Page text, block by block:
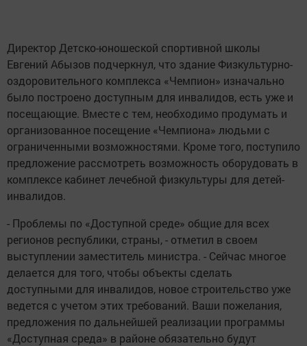
Директор Детско-юношеской спортивной школы
Евгений Абызов подчеркнул, что здание Физкультурно-
оздоровительного комплекса «Чемпион» изначально
было построено доступным для инвалидов, есть уже и
посещающие. Вместе с тем, необходимо продумать и
организованное посещение «Чемпиона» людьми с
ограниченными возможностями. Кроме того, поступило
предложение рассмотреть возможность оборудовать в
комплексе кабинет лечебной физкультуры для детей-
инвалидов.
- Проблемы по «Доступной среде» общие для всех
регионов республики, страны, - отметил в своем
выступлении заместитель министра. - Сейчас многое
делается для того, чтобы объекты сделать
доступными для инвалидов, новое строительство уже
ведется с учетом этих требований. Ваши пожелания,
предложения по дальнейшей реализации программы
«Доступная среда» в районе обязательно будут